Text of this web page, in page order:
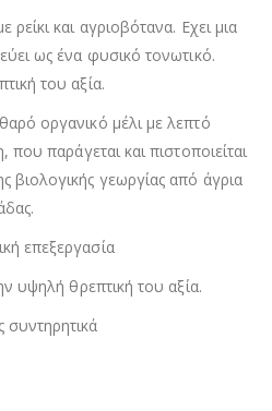
και αγριοβότανα. Εχει μια
ως ένα φυσικό τονωτικό.
του αξία.
οργανικό μέλι με λεπτό
που παράγεται και πιστοποιείται
γεωργίας από άγρια
επεξεργασία
υψηλή θρεπτική του αξία.